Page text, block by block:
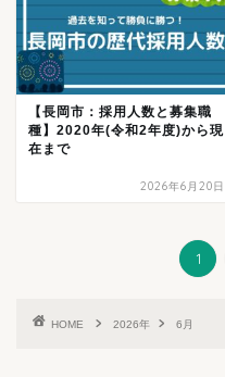
【長岡市：採用人数と募集職
種】2020年(令和2年度)から現
在まで
2026年6月20日
1
HOME 2026年 6月